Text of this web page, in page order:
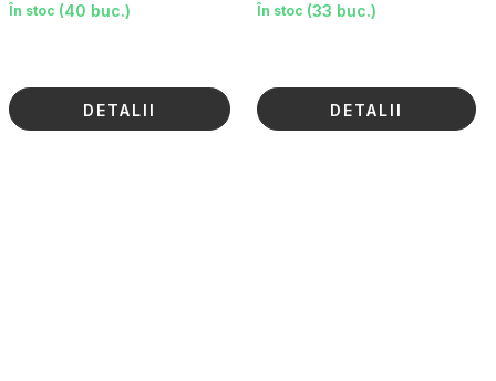
În stoc (40 buc.)
DETALII
În stoc (33 buc.)
DETALII